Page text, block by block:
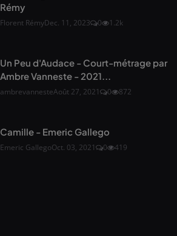
Rémy
Florent RémyDec. 11, 2023 0 1.2k
Un Peu d'Audace - Court-métrage par
Ambre Vanneste - 2021...
ambrevannesteAoût 27, 2021 0 872
Camille - Emeric Gallego
Emeric GallegoOct. 03, 2021 0 419